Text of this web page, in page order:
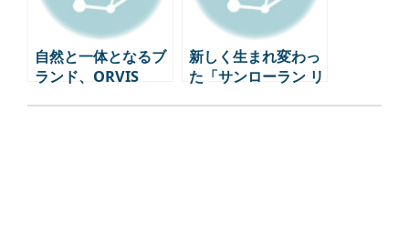
自然と一体となるブ
ランド、ORVIS
新しく生まれ変わっ
た「サンローラン リ